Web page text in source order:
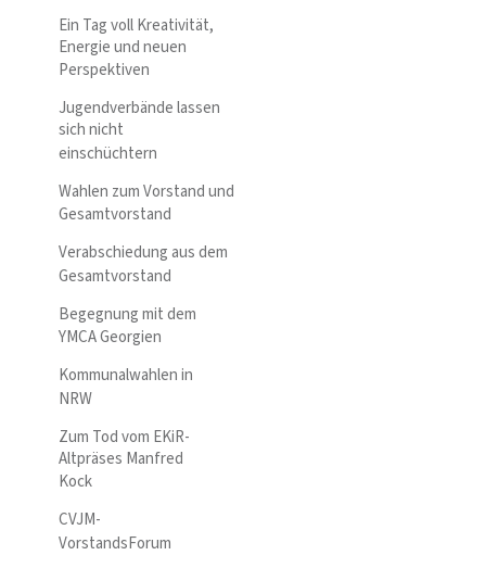
Ein Tag voll Kreativität,
Energie und neuen
Perspektiven
Jugendverbände lassen
sich nicht
einschüchtern
Wahlen zum Vorstand und
Gesamtvorstand
Verabschiedung aus dem
Gesamtvorstand
Begegnung mit dem
YMCA Georgien
Kommunalwahlen in
NRW
Zum Tod vom EKiR-
Altpräses Manfred
Kock
CVJM-
VorstandsForum